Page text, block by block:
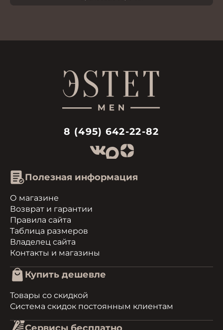
8 (495) 642-22-82
Полезная информация
О магазине
Возврат и гарантии
Правила сайта
Таблица размеров
Владелец сайта
Контакты и магазины
Купить дешевле
Товары со скидкой
Система скидок постоянным клиентам